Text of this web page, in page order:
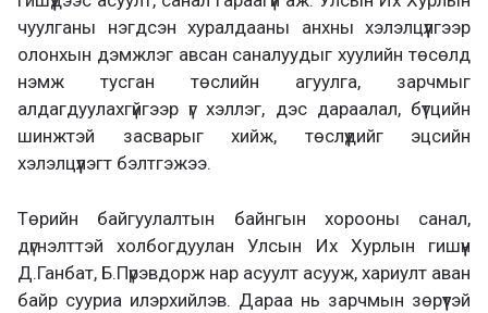
чуулганы нэгдсэн хуралдааны анхны хэлэлцүүлгээр
олонхын дэмжлэг авсан саналуудыг хуулийн төсөлд
нэмж тусган төслийн агуулга, зарчмыг
алдагдуулахгүйгээр үг хэллэг, дэс дараалал, бүтцийн
шинжтэй засварыг хийж, төслүүдийг эцсийн
хэлэлцүүлэгт бэлтгэжээ.
Төрийн байгуулалтын байнгын хорооны санал,
дүгнэлттэй холбогдуулан Улсын Их Хурлын гишүүн
Д.Ганбат, Б.Пүрэвдорж нар асуулт асууж, хариулт аван
байр сууриа илэрхийлэв. Дараа нь зарчмын зөрүүтэй